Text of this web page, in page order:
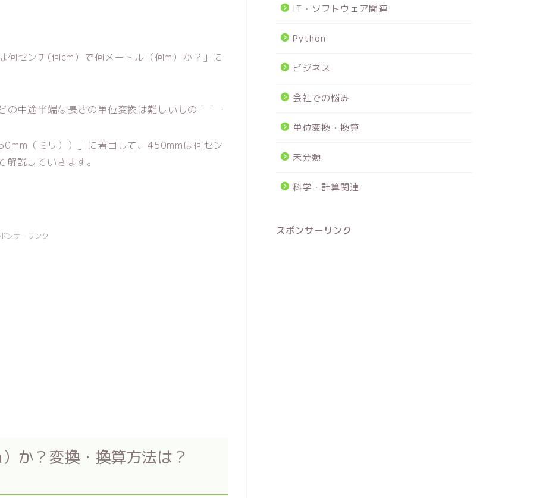
センチ(何cm）で何メートル（何m）か？」に
中途半端な長さの単位変換は難しいもの・・・
（ミリ））」に着目して、450mmは何セン
説していきます。
ンサーリンク
か？変換・換算方法は？
IT・ソフトウェア関連
Python
ビジネス
会社での悩み
単位変換・換算
未分類
科学・計算関連
スポンサーリンク